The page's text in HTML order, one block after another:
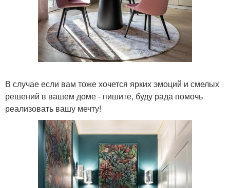
В случае если вам тоже хочется ярких эмоций и смелых
решений в вашем доме - пишите, буду рада помочь
реализовать вашу мечту!